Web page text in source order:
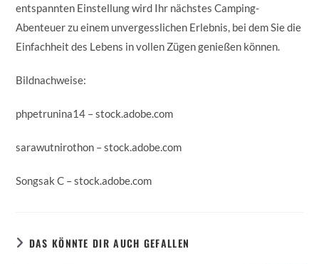
entspannten Einstellung wird Ihr nächstes Camping-
Abenteuer zu einem unvergesslichen Erlebnis, bei dem Sie die
Einfachheit des Lebens in vollen Zügen genießen können.
Bildnachweise:
phpetrunina14 – stock.adobe.com
sarawutnirothon – stock.adobe.com
Songsak C – stock.adobe.com
DAS KÖNNTE DIR AUCH GEFALLEN